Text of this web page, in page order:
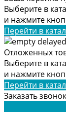
Выберите в
и нажмите
Перейти в
Отложенных
Выберите в
и нажмите
Перейти в
Заказать звонок